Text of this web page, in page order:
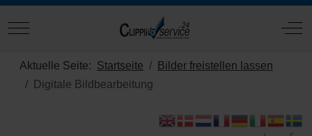
Mobile Menu Toggle Off-
Aktuelle Seite: Startseite
Bilder freistellen lassen
Digitale Bildbearbeitung